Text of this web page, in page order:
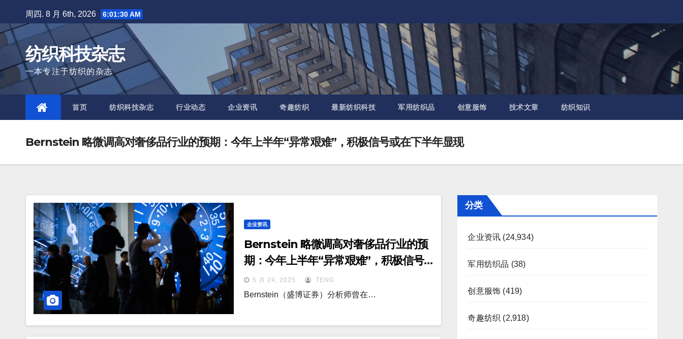
to
content
周四. 8 月 6th, 2026 6:01:32 AM
纺织科技杂志
一本专注于纺织的杂志
首页 纺织科技杂志 行业动态 企业资讯 奇趣纺织 最新纺织科技 军用纺织品 创意服饰 技术文章 纺织知识
Bernstein 略微调高对奢侈品行业的预期：今年上半年“异常艰难”，积极信号或在下半年显现
企业资讯
Bernstein 略微调高对奢侈品行业的预
期：今年上半年“异常艰难”，积极信号
或在下半年显现
5 月 24, 2025 TENG
Bernstein（盛博证券）分析师曾在…
分类
企业资讯 (24,934)
军用纺织品 (38)
创意服饰 (419)
奇趣纺织 (2,918)